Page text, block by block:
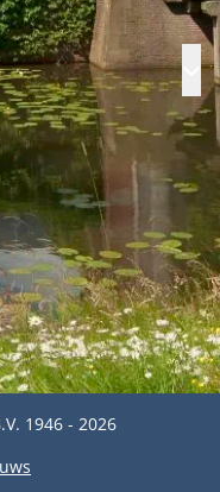
1946 - 2026